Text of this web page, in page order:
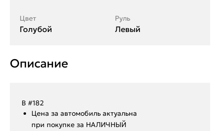
Цвет
Голубой
Руль
Левый
Описание
В #182
Ценa за автомoбиль актуальна
при покупкe за HАЛИЧHЫЙ